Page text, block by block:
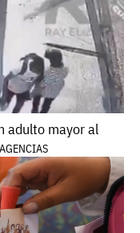
adulto mayor al
AGENCIAS